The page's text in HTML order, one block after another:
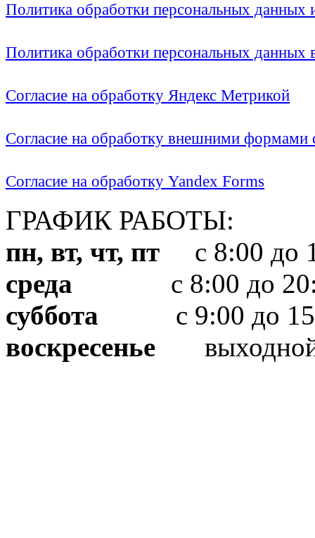
Политика обработки персональных
Политика обработки персональных
Согласие на обработку Яндекс Метрикой
Согласие на обработку внешними формами
Согласие на обработку Yandex Forms
ГРАФИК РАБОТЫ:
пн, вт, чт, пт с 8:00 до
среда с 8:00 до
суббота с 9:00 до
воскресенье